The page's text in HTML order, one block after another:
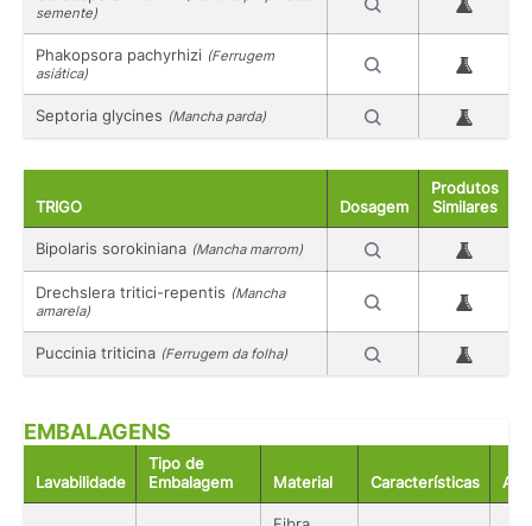
semente)
Phakopsora pachyrhizi (Ferrugem
asiática)
Septoria glycines (Mancha parda)
TRIGO Dosagem
Produtos
Similares
Bipolaris sorokiniana (Mancha marrom)
Drechslera tritici-repentis (Mancha
amarela)
Puccinia triticina (Ferrugem da folha)
EMBALAGENS
Lavabilidade
Tipo de
Embalagem
Material Características